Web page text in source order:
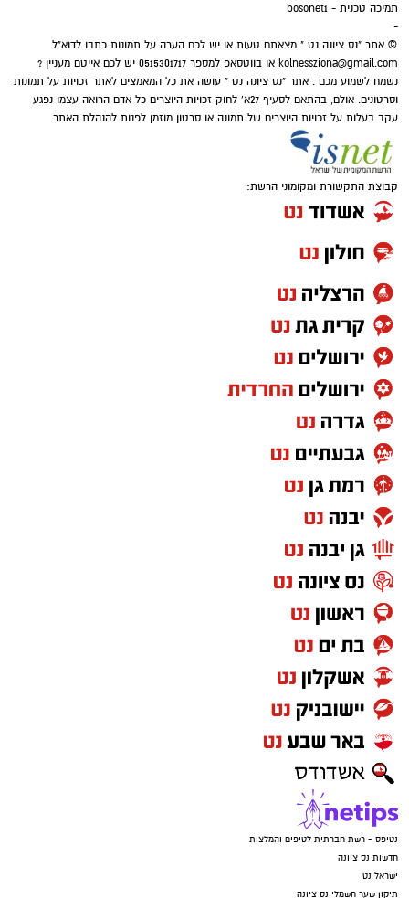
תמיכה טכנית - bosonet1
-
© אתר "נס ציונה נט " מצאתם טעות או יש לכם הערה על תמונות כתבו לדוא"ל
kolnessziona@gmail.com
או בווטסאפ למספר 0515301717 יש לכם אייטם מעניין ?
נשמח לשמוע מכם . אתר "נס ציונה נט " עושה את כל המאמצים לאתר זכויות על תמונות
וסרטונים. אולם, בהתאם לסעיף 27א' לחוק זכויות היוצרים כל אדם הרואה עצמו נפגע
עקב בעלות על זכויות היוצרים של תמונה או סרטון מוזמן לפנות להנהלת האתר
קבוצת התקשורת ומקומוני הרשת:
נטיפס - רשת חברתית לטיפים והמלצות
חדשות נס ציונה
ישראל נט
תיקון שער חשמלי נס ציונה